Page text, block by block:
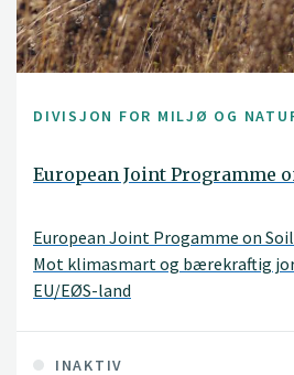
DIVISJON FOR MILJØ OG
European Joint Programme
European Joint Progamme on
Mot klimasmart og bærekraftig
EU/EØS-land
INAKTIV